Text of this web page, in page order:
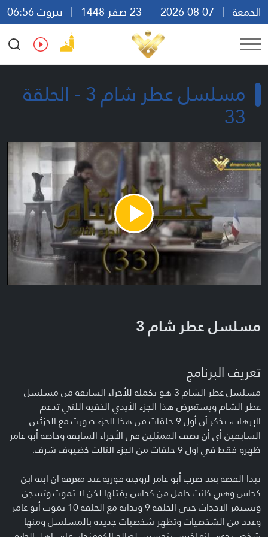
الجمعة
بيروت 06:56
Ar
En Fr Es
مسلسل عطر شام 3 - الحلقة
33
Play
Video
مسلسل عطر شام 3
تعريف البرنامج
مسلسل عطر الشام 3 هو تكملة للأجزاء السابقة من مسلسل
عطر الشام ويستعرض هذا الجزء الأيدي الخفيه اللتي تدعم
الإرهاب، يذكر أن أول 9 حلقات من هذا الجزء صورت مع الجزئين
السابقين أي أن نصف الممثلين في الأجزاء السابقة وخاصة أبو عامر
ظهرو فقط في أول 9 حلقات من الجزء الثالث كضيوف شرف.
تبدا القصه بعد ضرب أبو عامر لزوجته فوزيه عند معرفه ان ابنه ابن
كداس وهي كانت حامل من كداس يقتلها لكن لا تموت وتسجن
وتستمر الاحداث حتى الحلقه 9 وبدايه مع الحلقه 10 يموت أبو عامر
وعدد من الشخصيات وتظهر شخصيات جديده بالمسلسل ومنها